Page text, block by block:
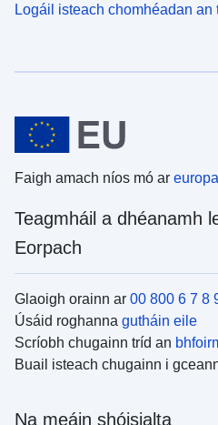
Logáil isteach chomhéadan an
Faigh amach níos mó ar
Teagmháil a dhéanamh
Eorpach
Glaoigh orainn ar 00 800 6 7 8
Úsáid roghanna gutháin eile
Scríobh chugainn tríd an
Buail isteach chugainn i
Na meáin shóisialta